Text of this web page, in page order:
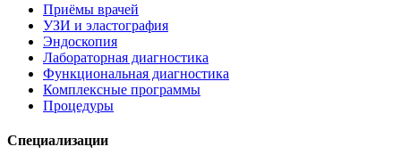
Приёмы врачей
УЗИ и эластография
Эндоскопия
Лабораторная диагностика
Функциональная диагностика
Комплексные программы
Процедуры
Специализации